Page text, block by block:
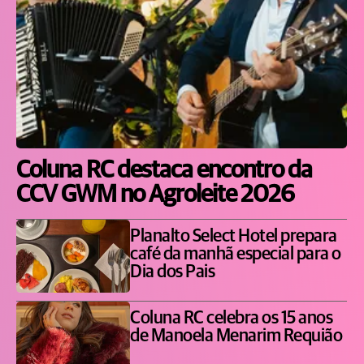
Coluna RC destaca encontro da
CCV GWM no Agroleite 2026
Planalto Select Hotel prepara
café da manhã especial para o
Dia dos Pais
Coluna RC celebra os 15 anos
de Manoela Menarim Requião